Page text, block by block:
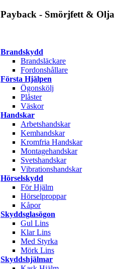
Payback - Smörjfett & Olja
Brandskydd
Brandsläckare
Fordonshållare
Första Hjälpen
Ögonskölj
Plåster
Väskor
Handskar
Arbetshandskar
Kemhandskar
Kromfria Handskar
Montagehandskar
Svetshandskar
Vibrationshandskar
Hörselskydd
För Hjälm
Hörselproppar
Kåpor
Skyddsglasögon
Gul Lins
Klar Lins
Med Styrka
Mörk Lins
Skyddshjälmar